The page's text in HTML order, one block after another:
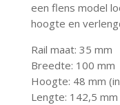
een flens model
hoogte en
Rail maat: 35 mm
Breedte: 100 mm
Hoogte: 48 mm
Lengte: 142,5 mm